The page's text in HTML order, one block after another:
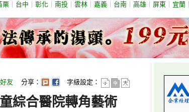
栗｜ 台中 彰化｜ 南投｜ 雲林｜ 嘉義｜ 台南｜ 高雄｜ 屏東｜ 宜蘭
友 分享： 字級設定：
綜合醫院轉角藝術